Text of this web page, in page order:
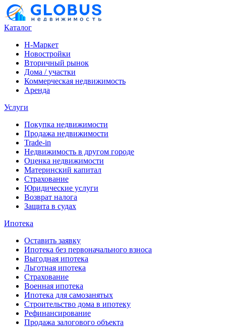
Каталог
Н-Маркет
Новостройки
Вторичный рынок
Дома / участки
Коммерческая недвижимость
Аренда
Услуги
Покупка недвижимости
Продажа недвижимости
Trade-in
Недвижимость в другом городе
Оценка недвижимости
Материнский капитал
Страхование
Юридические услуги
Возврат налога
Защита в судах
Ипотека
Оставить заявку
Ипотека без первоначального взноса
Выгодная ипотека
Льготная ипотека
Страхование
Военная ипотека
Ипотека для самозанятых
Строительство дома в ипотеку
Рефинансирование
Продажа залогового объекта